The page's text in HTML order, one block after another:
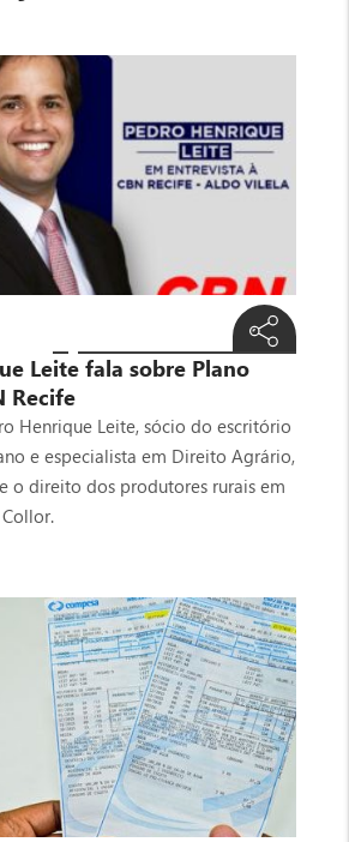
Leite fala sobre Plano
Recife
Henrique Leite, sócio do escritório
e especialista em Direito Agrário,
o direito dos produtores rurais em